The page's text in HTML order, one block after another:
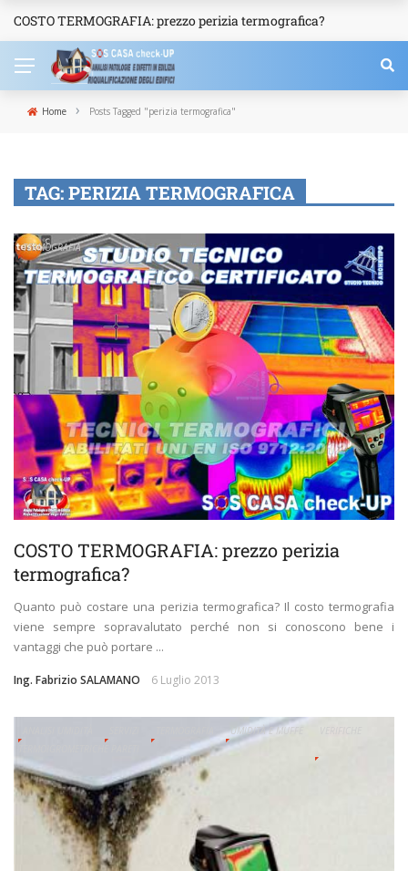
NEWS
COSTO TERMOGRAFIA: prezzo perizia termografica?
Home › Posts Tagged "perizia termografica"
TAG:PERIZIA TERMOGRAFICA
TERMOGRAFIA
COSTO TERMOGRAFIA: prezzo perizia
termografica?
Quanto può costare una perizia termografica? Il costo termografia
viene sempre sopravalutato perché non si conoscono bene i
vantaggi che può portare ...
Ing. Fabrizio SALAMANO 6 Luglio 2013
UMIDITÀ E MUFFE